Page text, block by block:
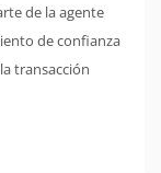
de la agente
de confianza
transacción